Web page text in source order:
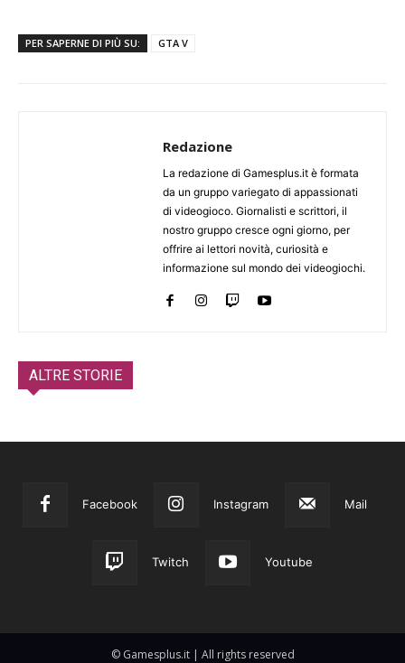
PER SAPERNE DI PIÙ SU: GTA V
Redazione
La redazione di Gamesplus.it è formata
da un gruppo variegato di appassionati
di videogioco. Giornalisti e scrittori, il
nostro gruppo cresce ogni giorno, per
offrire ai lettori novità, curiosità e
informazione sul mondo dei videogiochi.
ALTRE STORIE
Facebook Instagram Mail
Twitch Youtube
© Gamesplus.it | All rights reserved